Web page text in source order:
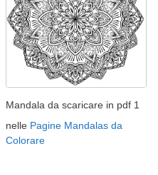
Mandala da scaricare in pdf 1
nelle Pagine Mandalas da
Colorare